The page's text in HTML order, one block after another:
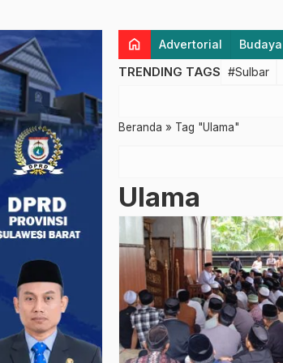
home Advertorial Budaya
TRENDING TAGS #Sulbar
Beranda » Tag "Ulama"
Ulama